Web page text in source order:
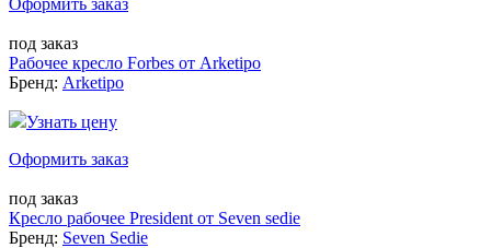
под заказ
Рабочее кресло Forbes от Arketipo
Бренд: Arketipo
Узнать цену
Оформить заказ
под заказ
Кресло рабочее President от Seven sedie
Бренд: Seven Sedie